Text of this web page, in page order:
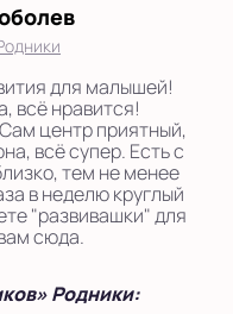
для малышей!
всё нравится!
центр приятный,
всё супер. Есть с
тем не менее
в неделю круглый
"развивашки" для
сюда.
Родники: